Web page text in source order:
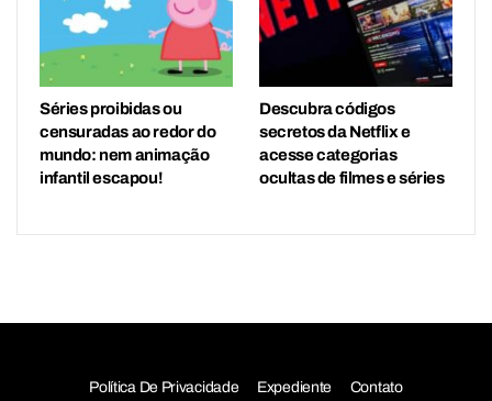
Séries proibidas ou
censuradas ao redor do
mundo: nem animação
infantil escapou!
Descubra códigos
secretos da Netflix e
acesse categorias
ocultas de filmes e séries
Política De Privacidade Expediente Contato